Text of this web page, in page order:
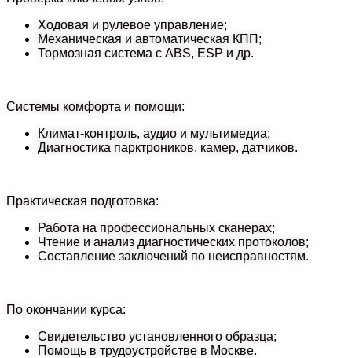
Ходовая и рулевое управление;
Механическая и автоматическая КПП;
Тормозная система с ABS, ESP и др.
Системы комфорта и помощи:
Климат-контроль, аудио и мультимедиа;
Диагностика парктроников, камер, датчиков.
Практическая подготовка:
Работа на профессиональных сканерах;
Чтение и анализ диагностических протоколов;
Составление заключений по неисправностям.
По окончании курса:
Свидетельство установленного образца;
Помощь в трудоустройстве в Москве.